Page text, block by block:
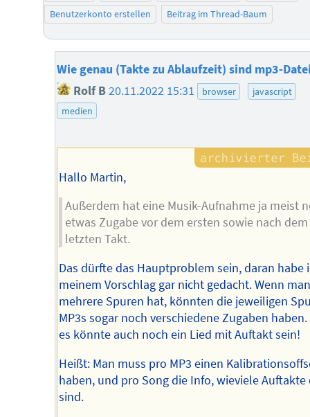
Benutzerkonto erstellen
Beitrag im Thread-Baum
Wie genau (Takte zu Ablaufzeit) sind mp3-
Rolf B20.11.2022 15:31 browser
javascript
medien
Hallo Martin,
Außerdem hat eine Musik-Aufnahme ja meist
etwas Zugabe vor dem ersten sowie nach dem
letzten Takt.
Das dürfte das Hauptproblem sein, daran habe
meinem Vorschlag gar nicht gedacht. Wenn man
mehrere Spuren hat, könnten die jeweiligen
MP3s sogar noch verschiedene Zugaben
es könnte auch noch ein Lied mit Auftakt sein!
Heißt: Man muss pro MP3 einen
haben, und pro Song die Info, wieviele Auftakte
sind.